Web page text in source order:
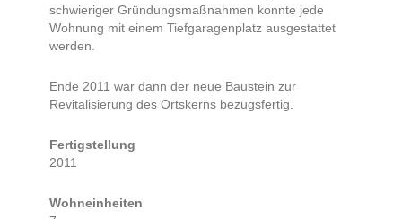
schwieriger Gründungsmaßnahmen konnte jede
Wohnung mit einem Tiefgaragenplatz ausgestattet
werden.
Ende 2011 war dann der neue Baustein zur
Revitalisierung des Ortskerns bezugsfertig.
Fertigstellung
2011
Wohneinheiten